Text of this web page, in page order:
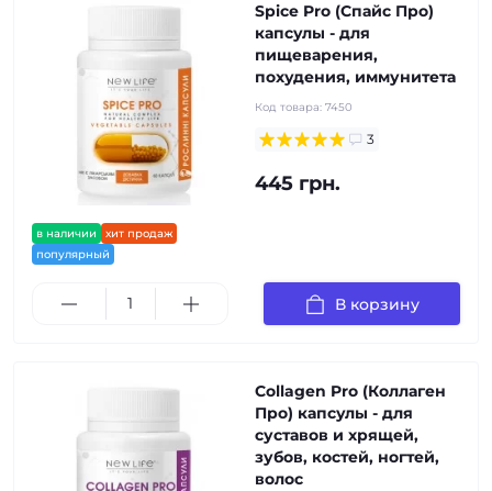
в наличии
хит продаж
популярный
Spice Pro (Спайс Про)
капсулы - для
пищеварения,
похудения, иммунитета
Код товара: 7450
3
445 грн.
В корзину
Collagen Pro (Коллаген
Про) капсулы - для
суставов и хрящей,
зубов, костей, ногтей,
волос